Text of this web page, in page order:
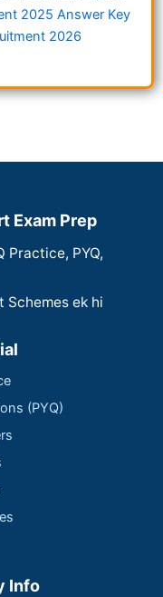
2025 Answer Key
2026
Exam Prep
Practice, PYQ,
Schemes ek hi
(PYQ)
Info